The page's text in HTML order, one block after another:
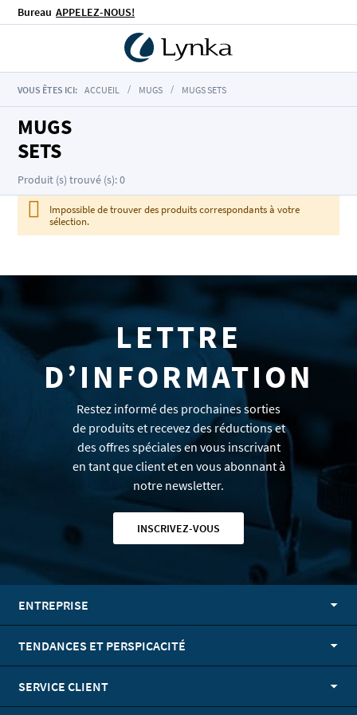
Bureau APPELEZ-NOUS!
VOUS ÊTES ICI: ACCUEIL MUGS MUGS SETS
MUGS
SETS
Produit (s) trouvé (s): 0
Impossible de trouver des produits correspondants à votre
sélection.
LETTRE
D’INFORMATION
Restez informé des prochaines sorties
de produits et recevez des réductions et
des offres spéciales en vous inscrivant
en tant que client et en vous abonnant à
notre newsletter.
INSCRIVEZ-VOUS
ENTREPRISE
TENDANCES ET PERSPICACITÉ
SERVICE CLIENT